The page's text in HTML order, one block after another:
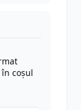
coșul